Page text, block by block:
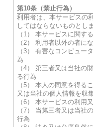
第10条（禁止行為）
利用者は、本サービスの
してはならないものとしま
（1） 本サービスに関す
（2） 利用者以外の者に
（3） 有害なコンピュー
為
（4） 第三者又は当社の
る行為
（5） 本人の同意を得る
又は当社の個人情報を収
（6） 本サービスの利用
（7） 当第三者又は当社
行為